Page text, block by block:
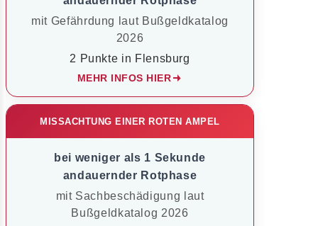
mit Gefährdung laut Bußgeldkatalog
2026
2 Punkte in Flensburg
MEHR INFOS HIER
MISSACHTUNG EINER ROTEN AMPEL
bei weniger als 1 Sekunde
andauernder Rotphase
mit Sachbeschädigung laut
Bußgeldkatalog 2026